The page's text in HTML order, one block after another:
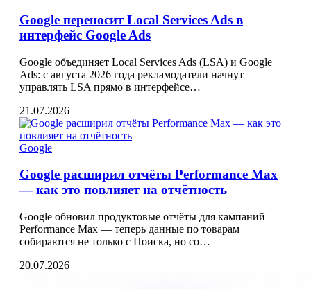
Google переносит Local Services Ads в
интерфейс Google Ads
Google объединяет Local Services Ads (LSA) и Google
Ads: с августа 2026 года рекламодатели начнут
управлять LSA прямо в интерфейсе…
21.07.2026
Google
Google расширил отчёты Performance Max
— как это повлияет на отчётность
Google обновил продуктовые отчёты для кампаний
Performance Max — теперь данные по товарам
собираются не только с Поиска, но со…
20.07.2026